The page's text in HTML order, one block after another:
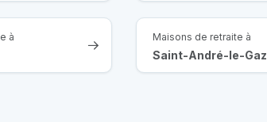
à Maisons de retraite à
Saint-André-le-Gaz